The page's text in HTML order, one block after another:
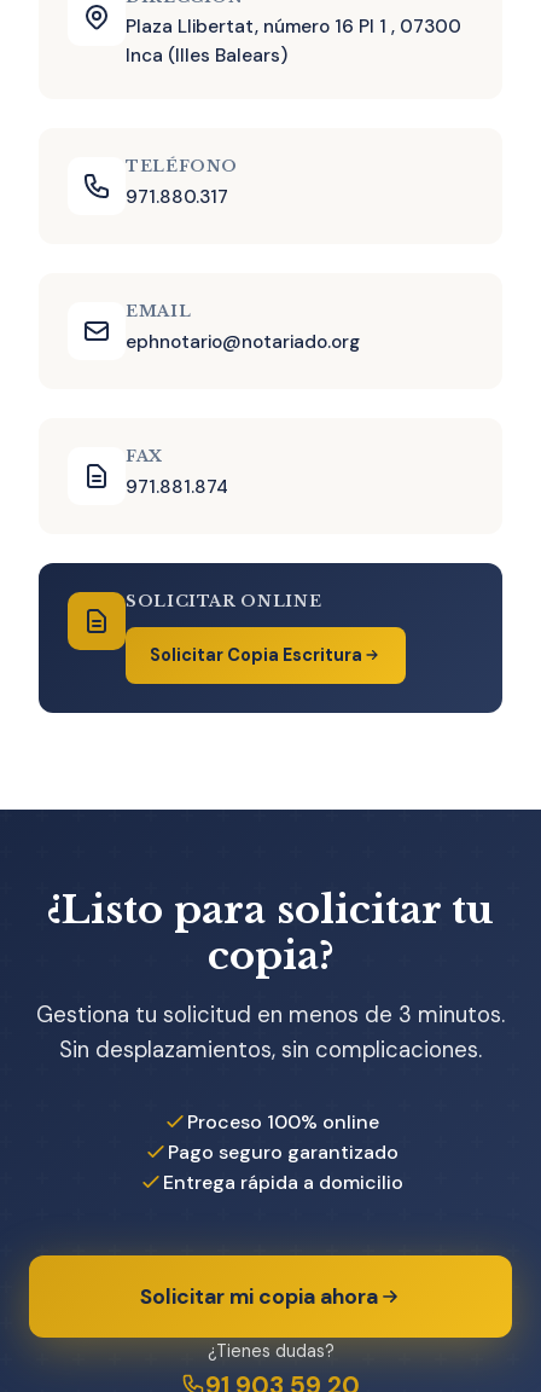
Plaza Llibertat, número 16 Pl 1 , 07300
Inca (Illes Balears)
TELÉFONO
971.880.317
EMAIL
ephnotario@notariado.org
FAX
971.881.874
SOLICITAR ONLINE
Solicitar Copia Escritura
¿Listo para solicitar tu
copia?
Gestiona tu solicitud en menos de 3 minutos.
Sin desplazamientos, sin complicaciones.
Proceso 100% online
Pago seguro garantizado
Entrega rápida a domicilio
Solicitar mi copia ahora
¿Tienes dudas?
91 903 59 20